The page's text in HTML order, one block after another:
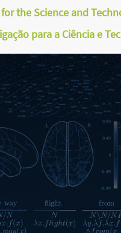
the Science and
para a Ciência e